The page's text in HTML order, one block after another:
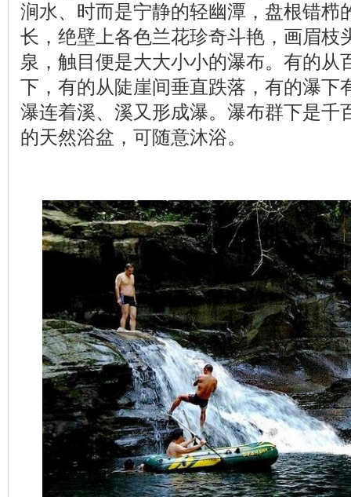
涧水、时而是宁静的轻幽潭，盘根错栉
长，绝壁上各色兰花珍奇斗艳，画眉枝
泉，触目便是大大小小的瀑布。有的从
下，有的从陡崖间垂直跌落，有的瀑下
瀑连着溪、溪又形成瀑。瀑布群下是千
的天然浴盆，可随意沐浴。